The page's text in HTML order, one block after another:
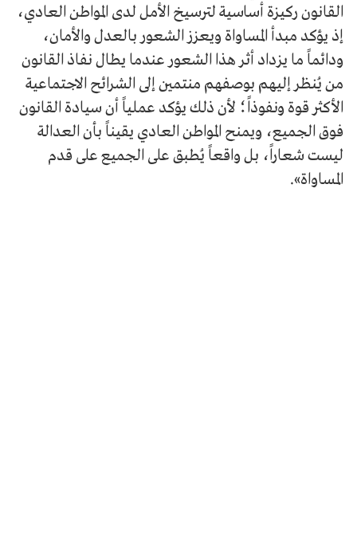
القانون ركيزة أساسية لترسيخ الأمل لدى المواطن العادي،
إذ يؤكد مبدأ المساواة ويعزز الشعور بالعدل والأمان،
ودائماً ما يزداد أثر هذا الشعور عندما يطال نفاذ القانون
من يُنظر إليهم بوصفهم منتمين إلى الشرائح الاجتماعية
الأكثر قوة ونفوذاً؛ لأن ذلك يؤكد عملياً أن سيادة القانون
فوق الجميع، ويمنح المواطن العادي يقيناً بأن العدالة
ليست شعاراً، بل واقعاً يُطبق على الجميع على قدم
المساواة».